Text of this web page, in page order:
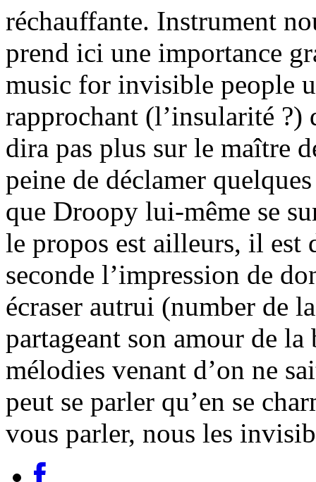
réchauffante. Instrument
prend ici une importance
music for invisible people
rapprochant (l’insularité ?)
dira pas plus sur le maître
peine de déclamer
que Droopy lui-même se
le propos est ailleurs, il est
seconde l’impression de
écraser autrui (number de
partageant son amour de la
mélodies venant d’on ne
peut se parler qu’en se
vous parler, nous les